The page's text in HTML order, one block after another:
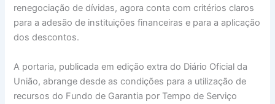
renegociação de dívidas, agora conta com critérios claros
para a adesão de instituições financeiras e para a aplicação
dos descontos.
A portaria, publicada em edição extra do Diário Oficial da
União, abrange desde as condições para a utilização de
recursos do Fundo de Garantia por Tempo de Serviço